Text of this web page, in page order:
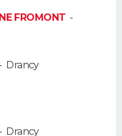
FROMONT -
- Drancy
- Drancy